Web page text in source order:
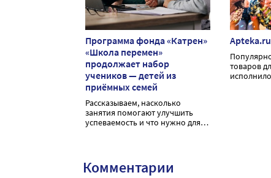
Программа фонда «Катрен»
«Школа перемен»
продолжает набор
учеников — детей из
приёмных семей
Рассказываем, насколько
занятия помогают улучшить
успеваемость и что нужно для
товаров
Комментарии